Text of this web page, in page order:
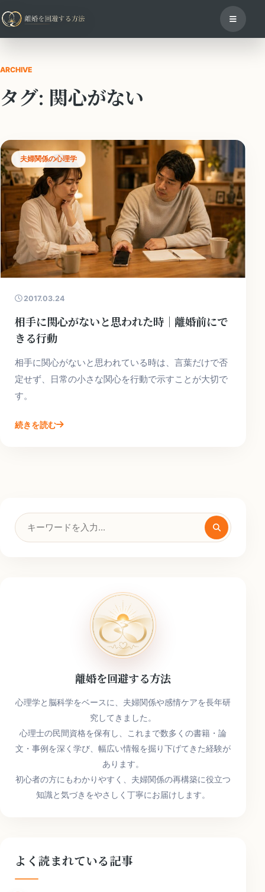
ARCHIVE
タグ: 関心がない
夫婦関係の心理学
2017.03.24
相手に関心がないと思われた時｜離婚前にで
きる行動
相手に関心がないと思われている時は、言葉だけで否
定せず、日常の小さな関心を行動で示すことが大切で
す。
続きを読む
検
索
離婚を回避する方法
心理学と脳科学をベースに、夫婦関係や感情ケアを長年研
究してきました。
心理士の民間資格を保有し、これまで数多くの書籍・論
文・事例を深く学び、幅広い情報を掘り下げてきた経験が
あります。
初心者の方にもわかりやすく、夫婦関係の再構築に役立つ
知識と気づきをやさしく丁寧にお届けします。
よく読まれている記事